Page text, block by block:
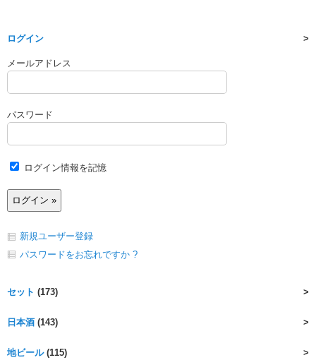
ログイン
メールアドレス
パスワード
ログイン情報を記憶
新規ユーザー登録
パスワードをお忘れですか ?
セット (173)
日本酒 (143)
地ビール(115)